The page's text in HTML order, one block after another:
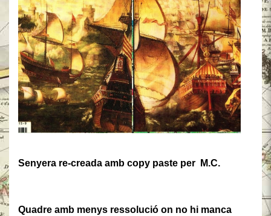
Senyera re-creada amb copy paste per M.C.
Quadre amb menys ressolució on no hi manca